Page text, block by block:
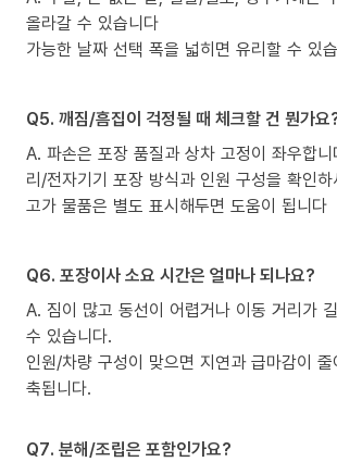
올라갈 수 있습니다
가능한 날짜 선택 폭을 넓히면 유리할 수 있
Q5. 깨짐/흠집이 걱정될 때 체크할 건 뭔가요
A. 파손은 포장 품질과 상차 고정이 좌우합
리/전자기기 포장 방식과 인원 구성을 확인하
고가 물품은 별도 표시해두면 도움이 됩니다
Q6. 포장이사 소요 시간은 얼마나 되나요?
A. 짐이 많고 동선이 어렵거나 이동 거리가
수 있습니다.
인원/차량 구성이 맞으면 지연과 급마감이
축됩니다.
Q7. 분해/조립은 포함인가요?